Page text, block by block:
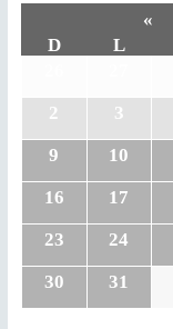
«
D
L
2
3
9
10
16
17
23
24
30
31